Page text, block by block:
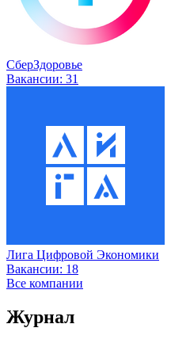
СберЗдоровье
Вакансии: 31
Лига Цифровой Экономики
Вакансии: 18
Все компании
Журнал